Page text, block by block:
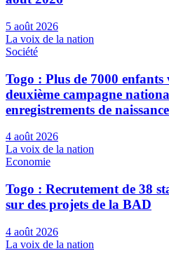
5 août 2026
La voix de la nation
Société
Togo : Plus de 7000
deuxième campagne
enregistrements de
4 août 2026
La voix de la nation
Economie
Togo : Recrutement de 38
sur des projets de la BAD
4 août 2026
La voix de la nation